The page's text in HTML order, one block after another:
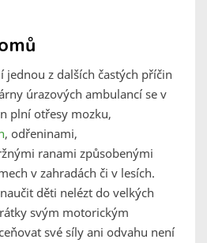
jednou z dalších častých příčin
úrazových ambulancí se v
plní otřesy mozku,
, odřeninami,
ranami způsobenými
v zahradách či v lesích.
děti nelézt do velkých
svým motorickým
své síly ani odvahu není